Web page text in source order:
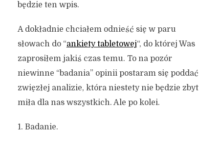
będzie ten wpis.
A dokładnie chciałem odnieść się w paru
słowach do “ankiety tabletowej“, do której Was
zaprosiłem jakiś czas temu. To na pozór
niewinne “badania” opinii postaram się poddać
zwięzłej analizie, która niestety nie będzie zbyt
miła dla nas wszystkich. Ale po kolei.
1. Badanie.